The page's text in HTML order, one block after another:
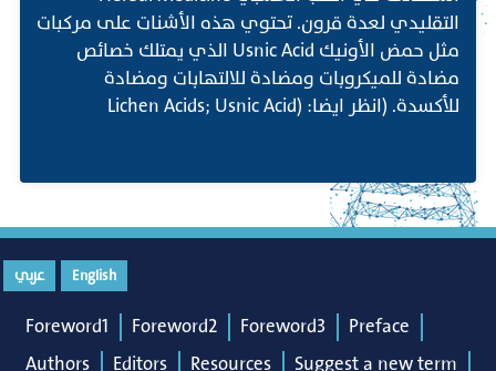
التقليدي لعدة قرون. تحتوي هذه الأشنات على مركبات
مثل حمض الأونيك Usnic Acid الذي يمتلك خصائص
مضادة للميكروبات ومضادة للالتهابات ومضادة
للأكسدة. (انظر ايضا: (Lichen Acids; Usnic Acid
English عربي
Foreword1 Foreword2 Foreword3
Preface
Authors
Editors Resources Suggest a new term